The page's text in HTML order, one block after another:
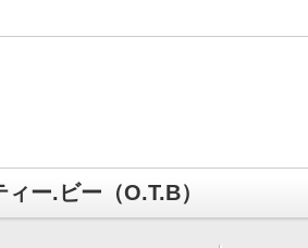
ー.ビー（O.T.B）